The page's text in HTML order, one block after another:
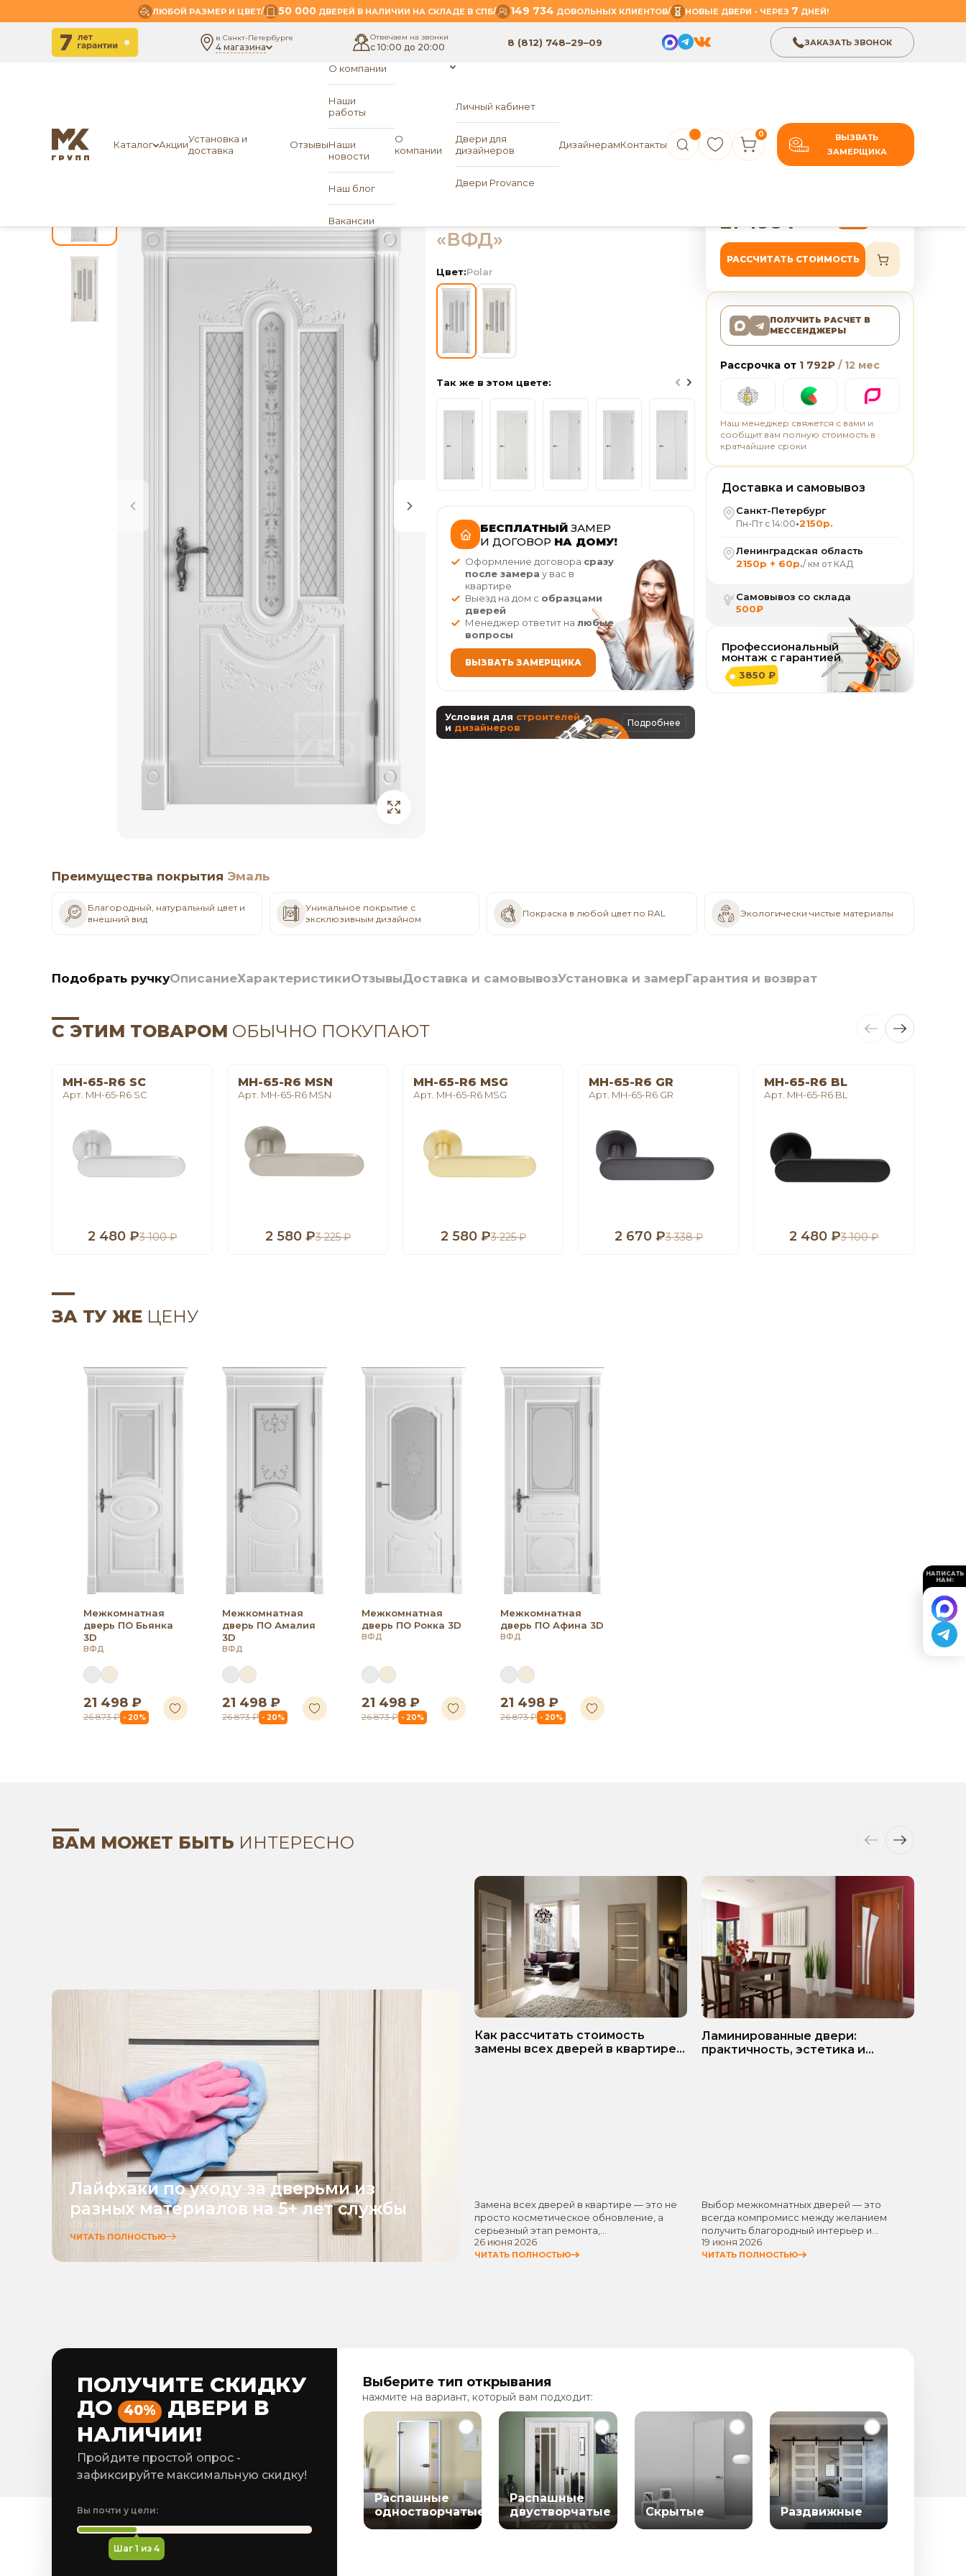
ЛЮБОЙ РАЗМЕР И ЦВЕТ/ 50 000ДВЕРЕЙ В НАЛИЧИИ НА СКЛАДЕ В СПБ/ 149 734 ДОВОЛЬНЫХ КЛИЕНТОВ/ НОВЫЕ ДВЕРИ - ЧЕРЕЗ 7 ДНЕЙ!
в Санкт-Петербурге
4 магазина
Отвечаем на звонки
с 10:00 до 20:00 8 (812) 748–29–09 ЗАКАЗАТЬ ЗВОНОК
Каталог АкцииУстановка и
доставка
Отзывы
О
компании
О компании
Наши
работы
Наши
новости
Наш блог
Вакансии
Дизайнерам
Личный кабинет
Двери для
дизайнеров
Двери Provance
Контакты
0
ВЫЗВАТЬ
ЗАМЕРЩИКА
Главная - Александрия 3D
Межкомнатная дверь
«ВФД»
Цвет:Polar
Так же в этом цвете:
БЕСПЛАТНЫЙ ЗАМЕР
И ДОГОВОР НА ДОМУ!
Оформление договора сразу
после замера у вас в
квартире
Выезд на дом с образцами
дверей
Менеджер ответит на любые
вопросы
ВЫЗВАТЬ ЗАМЕРЩИКА
Условия для строителей
и дизайнеров Подробнее
21 498₽
РАССЧИТАТЬ СТОИМОСТЬ
ПОЛУЧИТЬ РАСЧЕТ В
МЕССЕНДЖЕРЫ
Рассрочка от 1 792₽ / 12 мес
Наш менеджер свяжется с вами и
сообщит вам полную стоимость в
кратчайшие сроки
Доставка и самовывоз
Санкт-Петербург
Пн-Пт с 14:00•2150р.
Ленинградская область
2150р + 60р./ км от КАД
Самовывоз со склада
500₽
Профессиональный
монтаж с гарантией
3850 ₽
Преимущества покрытия Эмаль
Благородный, натуральный цвет и
внешний вид
Уникальное покрытие с
эксклюзивным дизайном
Покраска в любой цвет по RAL Экологически чистые материалы
Подобрать ручкуОписаниеХарактеристикиОтзывыДоставка и самовывозУстановка и замерГарантия и возврат
С ЭТИМ ТОВАРОМ ОБЫЧНО ПОКУПАЮТ
MH-65-R6 SC
Арт. MH-65-R6 SC
2 480 ₽3 100 ₽
MH-65-R6 MSN
Арт. MH-65-R6 MSN
2 580 ₽3 225 ₽
MH-65-R6 MSG
Арт. MH-65-R6 MSG
2 580 ₽3 225 ₽
MH-65-R6 GR
Арт. MH-65-R6 GR
2 670 ₽3 338 ₽
MH-65-R6 BL
Арт. MH-65-R6 BL
2 480 ₽3 100 ₽
ЗА ТУ ЖЕ ЦЕНУ
Межкомнатная
дверь ПО Бьянка
3D
ВФД
21 498 ₽
26 873 ₽ - 20%
Межкомнатная
дверь ПО Амалия
3D
ВФД
21 498 ₽
26 873 ₽ - 20%
Межкомнатная
дверь ПО Рокка 3D
ВФД
21 498 ₽
26 873 ₽ - 20%
Межкомнатная
дверь ПО Афина 3D
ВФД
21 498 ₽
26 873 ₽ - 20%
ВАМ МОЖЕТ БЫТЬ ИНТЕРЕСНО
Лайфхаки по уходу за дверьми из
разных материалов на 5+ лет службы
03 июля 2026
ЧИТАТЬ ПОЛНОСТЬЮ
Как рассчитать стоимость
замены всех дверей в квартире?
Замена всех дверей в квартире — это не
просто косметическое обновление, а
серьезный этап ремонта,…
26 июня 2026
ЧИТАТЬ ПОЛНОСТЬЮ
Ламинированные двери:
практичность, эстетика и
Выбор межкомнатных дверей — это
всегда компромисс между желанием
получить благородный интерьер и
стремлением не…
19 июня 2026
ЧИТАТЬ ПОЛНОСТЬЮ
ПОЛУЧИТЕ СКИДКУ
ДО
40%
ДВЕРИ В
НАЛИЧИИ!
Пройдите простой опрос -
зафиксируйте максимальную скидку!
Вы почти у цели:
Шаг 1 из 4
Выберите тип открывания
нажмите на вариант, который вам подходит:
Распашные
одностворчатые
Распашные
двустворчатые
Скрытые Раздвижные
НАПИСАТЬ
НАМ: